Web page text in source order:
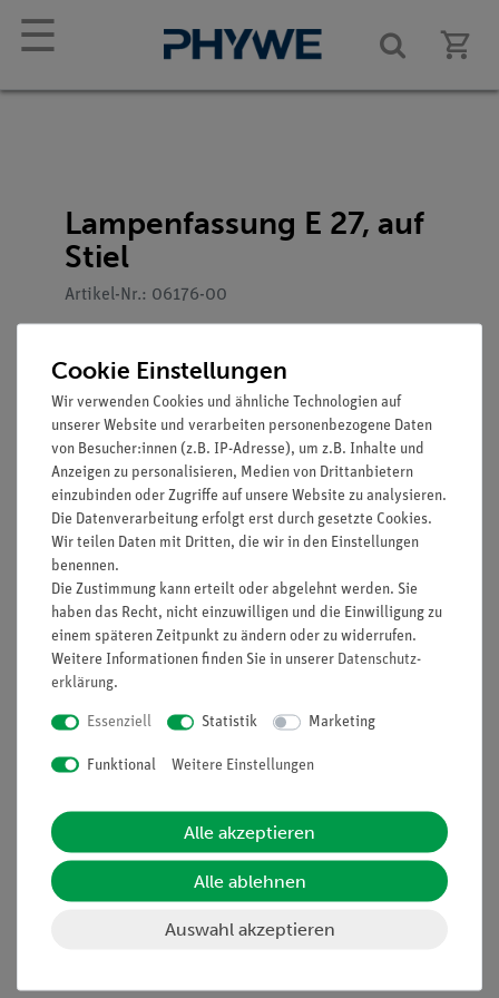
☰
Lampenfassung E 27, auf
Stiel
Artikel-Nr.: 06176-00
Funktion und Verwendung
Mit fester Anschlussleitung für Glüh- oder
Reflektorlampen bis 100 W bzw. 150 W. Nicht geeignet
für die Verwendung direkt ans Stromnetz. Erfordert
Stromversorgungsgerät (Wechselstrom) mit 4mm-
Buchsen.
Ausstattung und technische
Daten
Fassung: E 27
Cookie Einstellungen
Wir verwenden Cookies und ähnliche Technologien auf
unserer Website und verarbeiten personenbezogene Daten
von Besucher:innen (z.B. IP-Adresse), um z.B. Inhalte und
Anzeigen zu personalisieren, Medien von Drittanbietern
einzubinden oder Zugriffe auf unsere Website zu analysieren.
Die Datenverarbeitung erfolgt erst durch gesetzte Cookies.
Wir teilen Daten mit Dritten, die wir in den Einstellungen
benennen.
Die Zustimmung kann erteilt oder abgelehnt werden. Sie
haben das Recht, nicht einzuwilligen und die Einwilligung zu
einem späteren Zeitpunkt zu ändern oder zu widerrufen.
Weitere Informationen finden Sie in unserer Daten­schutz­
erklärung.
Essenziell Statistik Marketing
Funktional Weitere Einstellungen
Alle akzeptieren
Alle ablehnen
Auswahl akzeptieren